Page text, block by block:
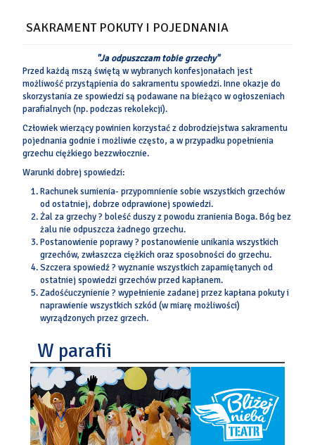
SAKRAMENT POKUTY I POJEDNANIA
"Ja odpuszczam tobie grzechy"
Przed każdą mszą świętą w wybranych konfesjonałach jest
możliwość przystąpienia do sakramentu spowiedzi. Inne okazje do
skorzystania ze spowiedzi są podawane na bieżąco w ogłoszeniach
parafialnych (np. podczas rekolekcji).
Człowiek wierzący powinien korzystać z dobrodziejstwa sakramentu
pojednania godnie i możliwie często, a w przypadku popełnienia
grzechu ciężkiego bezzwłocznie.
Warunki dobrej spowiedzi:
Rachunek sumienia- przypomnienie sobie wszystkich grzechów
od ostatniej, dobrze odprawionej spowiedzi.
Żal za grzechy ? boleść duszy z powodu zranienia Boga. Bóg bez
żalu nie odpuszcza żadnego grzechu.
Postanowienie poprawy ? postanowienie unikania wszystkich
grzechów, zwłaszcza ciężkich oraz sposobności do grzechu.
Szczera spowiedź ? wyznanie wszystkich zapamiętanych od
ostatniej spowiedzi grzechów przed kapłanem.
Zadośćuczynienie ? wypełnienie zadanej przez kapłana pokuty i
naprawienie wszystkich szkód (w miarę możliwości)
wyrządzonych przez grzech.
W parafii